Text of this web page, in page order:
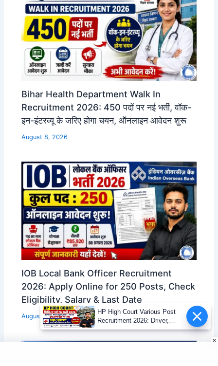
Bihar Health Department Walk In
Recruitment 2026: 450 पदों पर नई भर्ती, वॉक-
इन-इंटरव्यू के जरिए होगा चयन, ऑनलाइन आवेदन शुरू
August 8, 2026
IOB Local Bank Officer Recruitment
2026: Apply Online for 250 Posts, Check
Eligibility, Salary & Last Date
August 8, 2026
HP High Court Various Post
Recruitment 2026: Driver,
Stenographer, Peon एवं अन्य पदों